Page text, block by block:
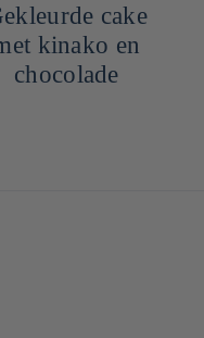
Glutenvrije
taartdeeg met
kinako